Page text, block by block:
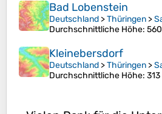
Bad Lobenstein
Deutschland >Thüringen >
Durchschnittliche Höhe:
Kleinebersdorf
Deutschland >Thüringen >
Durchschnittliche Höhe: